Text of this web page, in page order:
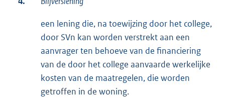
een lening die, na toewijzing door het college,
door SVn kan worden verstrekt aan een
aanvrager ten behoeve van de financiering
van de door het college aanvaarde werkelijke
kosten van de maatregelen, die worden
getroffen in de woning.